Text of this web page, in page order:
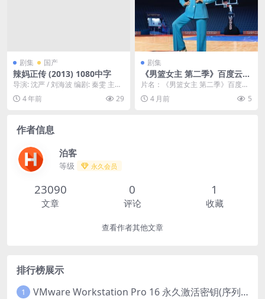
剧集 国产
辣妈正传 (2013) 1080中字
导演: 沈严 / 刘海波 编剧: 秦雯 主演:
孙俪 / 张译 / 明道 / 邬...
4 年前 29
剧集
《男篮女主 第二季》百度云网
盘夸克下载.阿里云盘.中字.(2
片名：《男篮女主 第二季》百度云
网盘夸克下载.阿里云盘.中字.(2 分
类：剧集 ...
4 月前 5
作者信息
泊客
等级 永久会员
23090
文章
0
评论
1
收藏
查看作者其他文章
排行榜展示
1 VMware Workstation Pro 16 永久激活密钥(序列号)